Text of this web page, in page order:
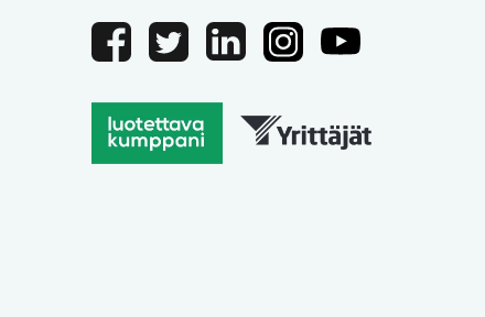
FacebookTwitterLinkedinInstagramYoutube